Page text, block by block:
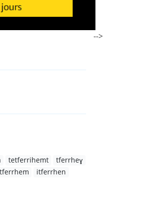
tetferrihemt
tferrheɣ
itferrhen
-->